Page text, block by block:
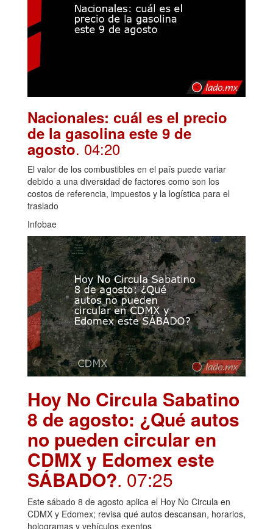
Nacionales: cuál es el precio
de la gasolina este 9 de
agosto. 04:20
El valor de los combustibles en el país puede variar
debido a una diversidad de factores como son los
costos de referencia, impuestos y la logística para el
traslado
Infobae
Hoy No Circula Sabatino
8 de agosto: ¿Qué autos
no pueden circular en
CDMX y Edomex este
SÁBADO?. 07:25
Este sábado 8 de agosto aplica el Hoy No Circula en
CDMX y Edomex; revisa qué autos descansan, horarios,
hologramas y vehículos exentos